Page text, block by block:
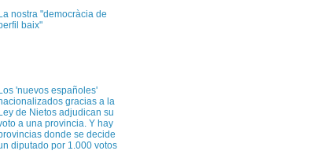
nostra "democràcia de
baix"
'nuevos españoles'
gracias a la
de Nietos adjudican su
a una provincia. Y hay
donde se decide
diputado por 1.000 votos